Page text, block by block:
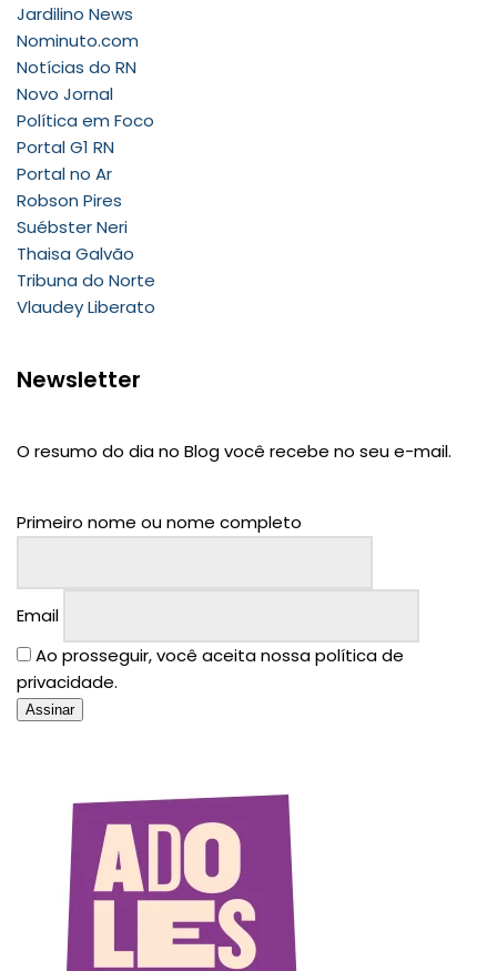
Jardilino News
Nominuto.com
Notícias do RN
Novo Jornal
Política em Foco
Portal G1 RN
Portal no Ar
Robson Pires
Suébster Neri
Thaisa Galvão
Tribuna do Norte
Vlaudey Liberato
Newsletter
O resumo do dia no Blog você recebe no seu e-mail.
Primeiro nome ou nome completo
Email
Ao prosseguir, você aceita nossa política de
privacidade.